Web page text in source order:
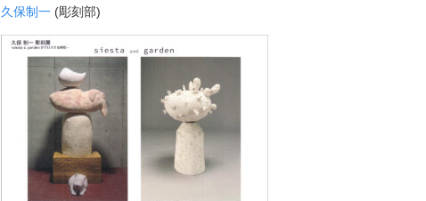
久保制一 (彫刻部)